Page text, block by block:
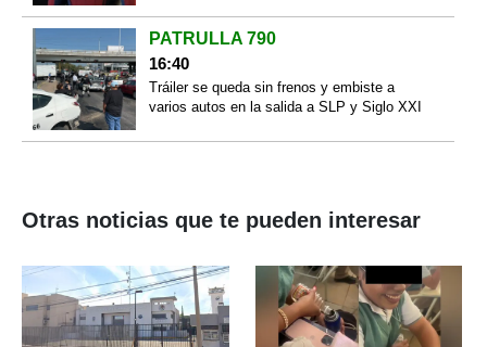
PATRULLA 790
16:40
Tráiler se queda sin frenos y embiste a
varios autos en la salida a SLP y Siglo XXI
Otras noticias que te pueden interesar